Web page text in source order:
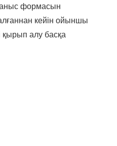
формасын
кейін ойыншы
алу басқа